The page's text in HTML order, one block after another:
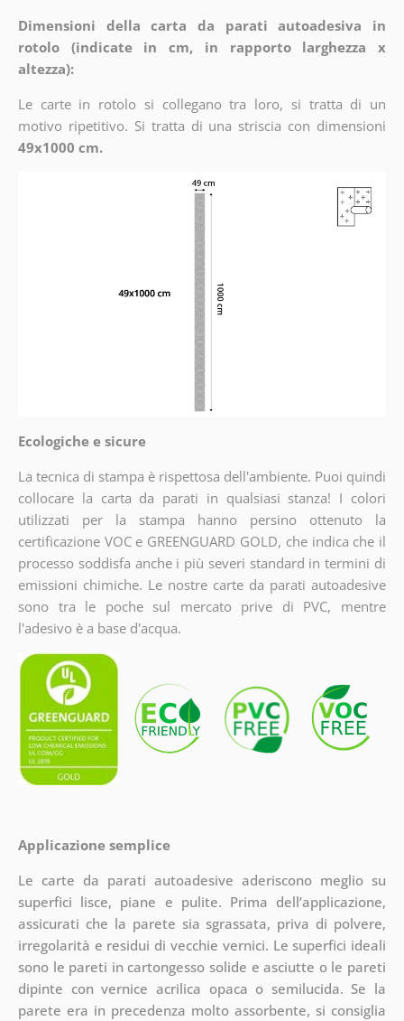
Dimensioni della carta da parati autoadesiva in
rotolo (indicate in cm, in rapporto larghezza x
altezza):
Le carte in rotolo si collegano tra loro, si tratta di un
motivo ripetitivo. Si tratta di una striscia con dimensioni
49x1000 cm.
Ecologiche e sicure
La tecnica di stampa è rispettosa dell'ambiente. Puoi quindi
collocare la carta da parati in qualsiasi stanza! I colori
utilizzati per la stampa hanno persino ottenuto la
certificazione VOC e GREENGUARD GOLD, che indica che il
processo soddisfa anche i più severi standard in termini di
emissioni chimiche. Le nostre carte da parati autoadesive
sono tra le poche sul mercato prive di PVC, mentre
l'adesivo è a base d'acqua.
Applicazione semplice
Le carte da parati autoadesive aderiscono meglio su
superfici lisce, piane e pulite. Prima dell’applicazione,
assicurati che la parete sia sgrassata, priva di polvere,
irregolarità e residui di vecchie vernici. Le superfici ideali
sono le pareti in cartongesso solide e asciutte o le pareti
dipinte con vernice acrilica opaca o semilucida. Se la
parete era in precedenza molto assorbente, si consiglia